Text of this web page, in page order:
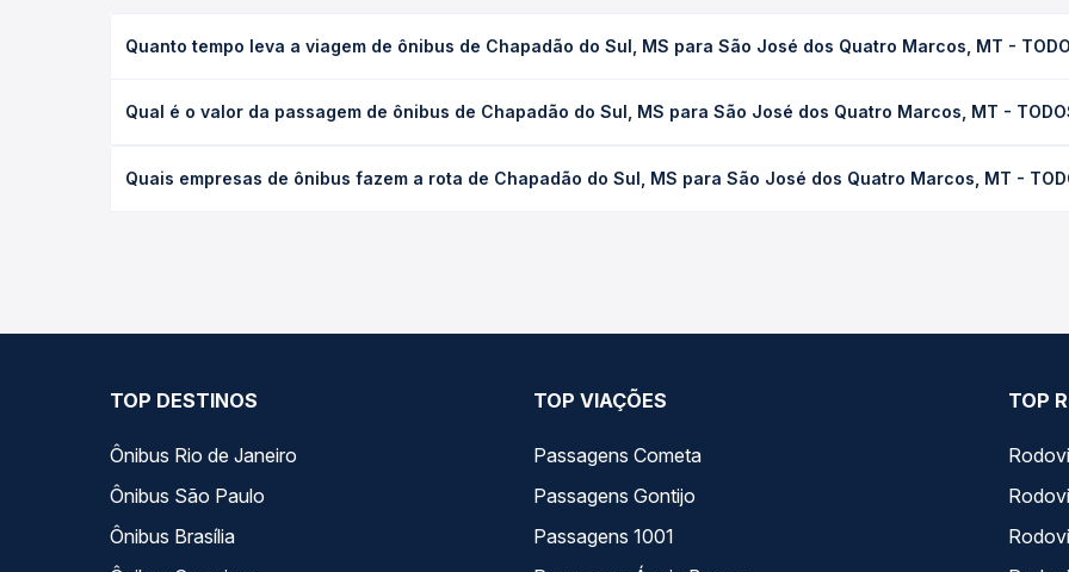
Quanto tempo leva a viagem de ônibus de Chapadão do Sul, MS para São José dos Quatro Marcos, MT -
serviço (convencional, executivo ou leito) e as condições de tráfego. Na Quero Passagem você consulta os horários
Qual é o valor da passagem de ônibus de Chapadão do Sul, MS para São José dos Quatro Marcos, MT -
a empresa, o tipo de poltrona e a antecedência da compra. Na Quero Passagem você compara os preços de todas
Quais empresas de ônibus fazem a rota de Chapadão do Sul, MS para São José dos Quatro Marcos, MT -
TOP DESTINOS
Ônibus Rio de Janeiro
Ônibus São Paulo
Ônibus Brasília
TOP VIAÇÕES
Passagens Cometa
Passagens Gontijo
Passagens 1001
TOP